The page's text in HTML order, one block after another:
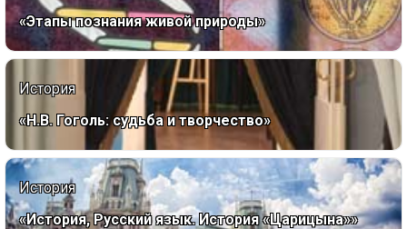
«Этапы познания живой природы»
История
«Н.В. Гоголь: судьба и творчество»
История
«История, Русский язык. История «Царицына»»